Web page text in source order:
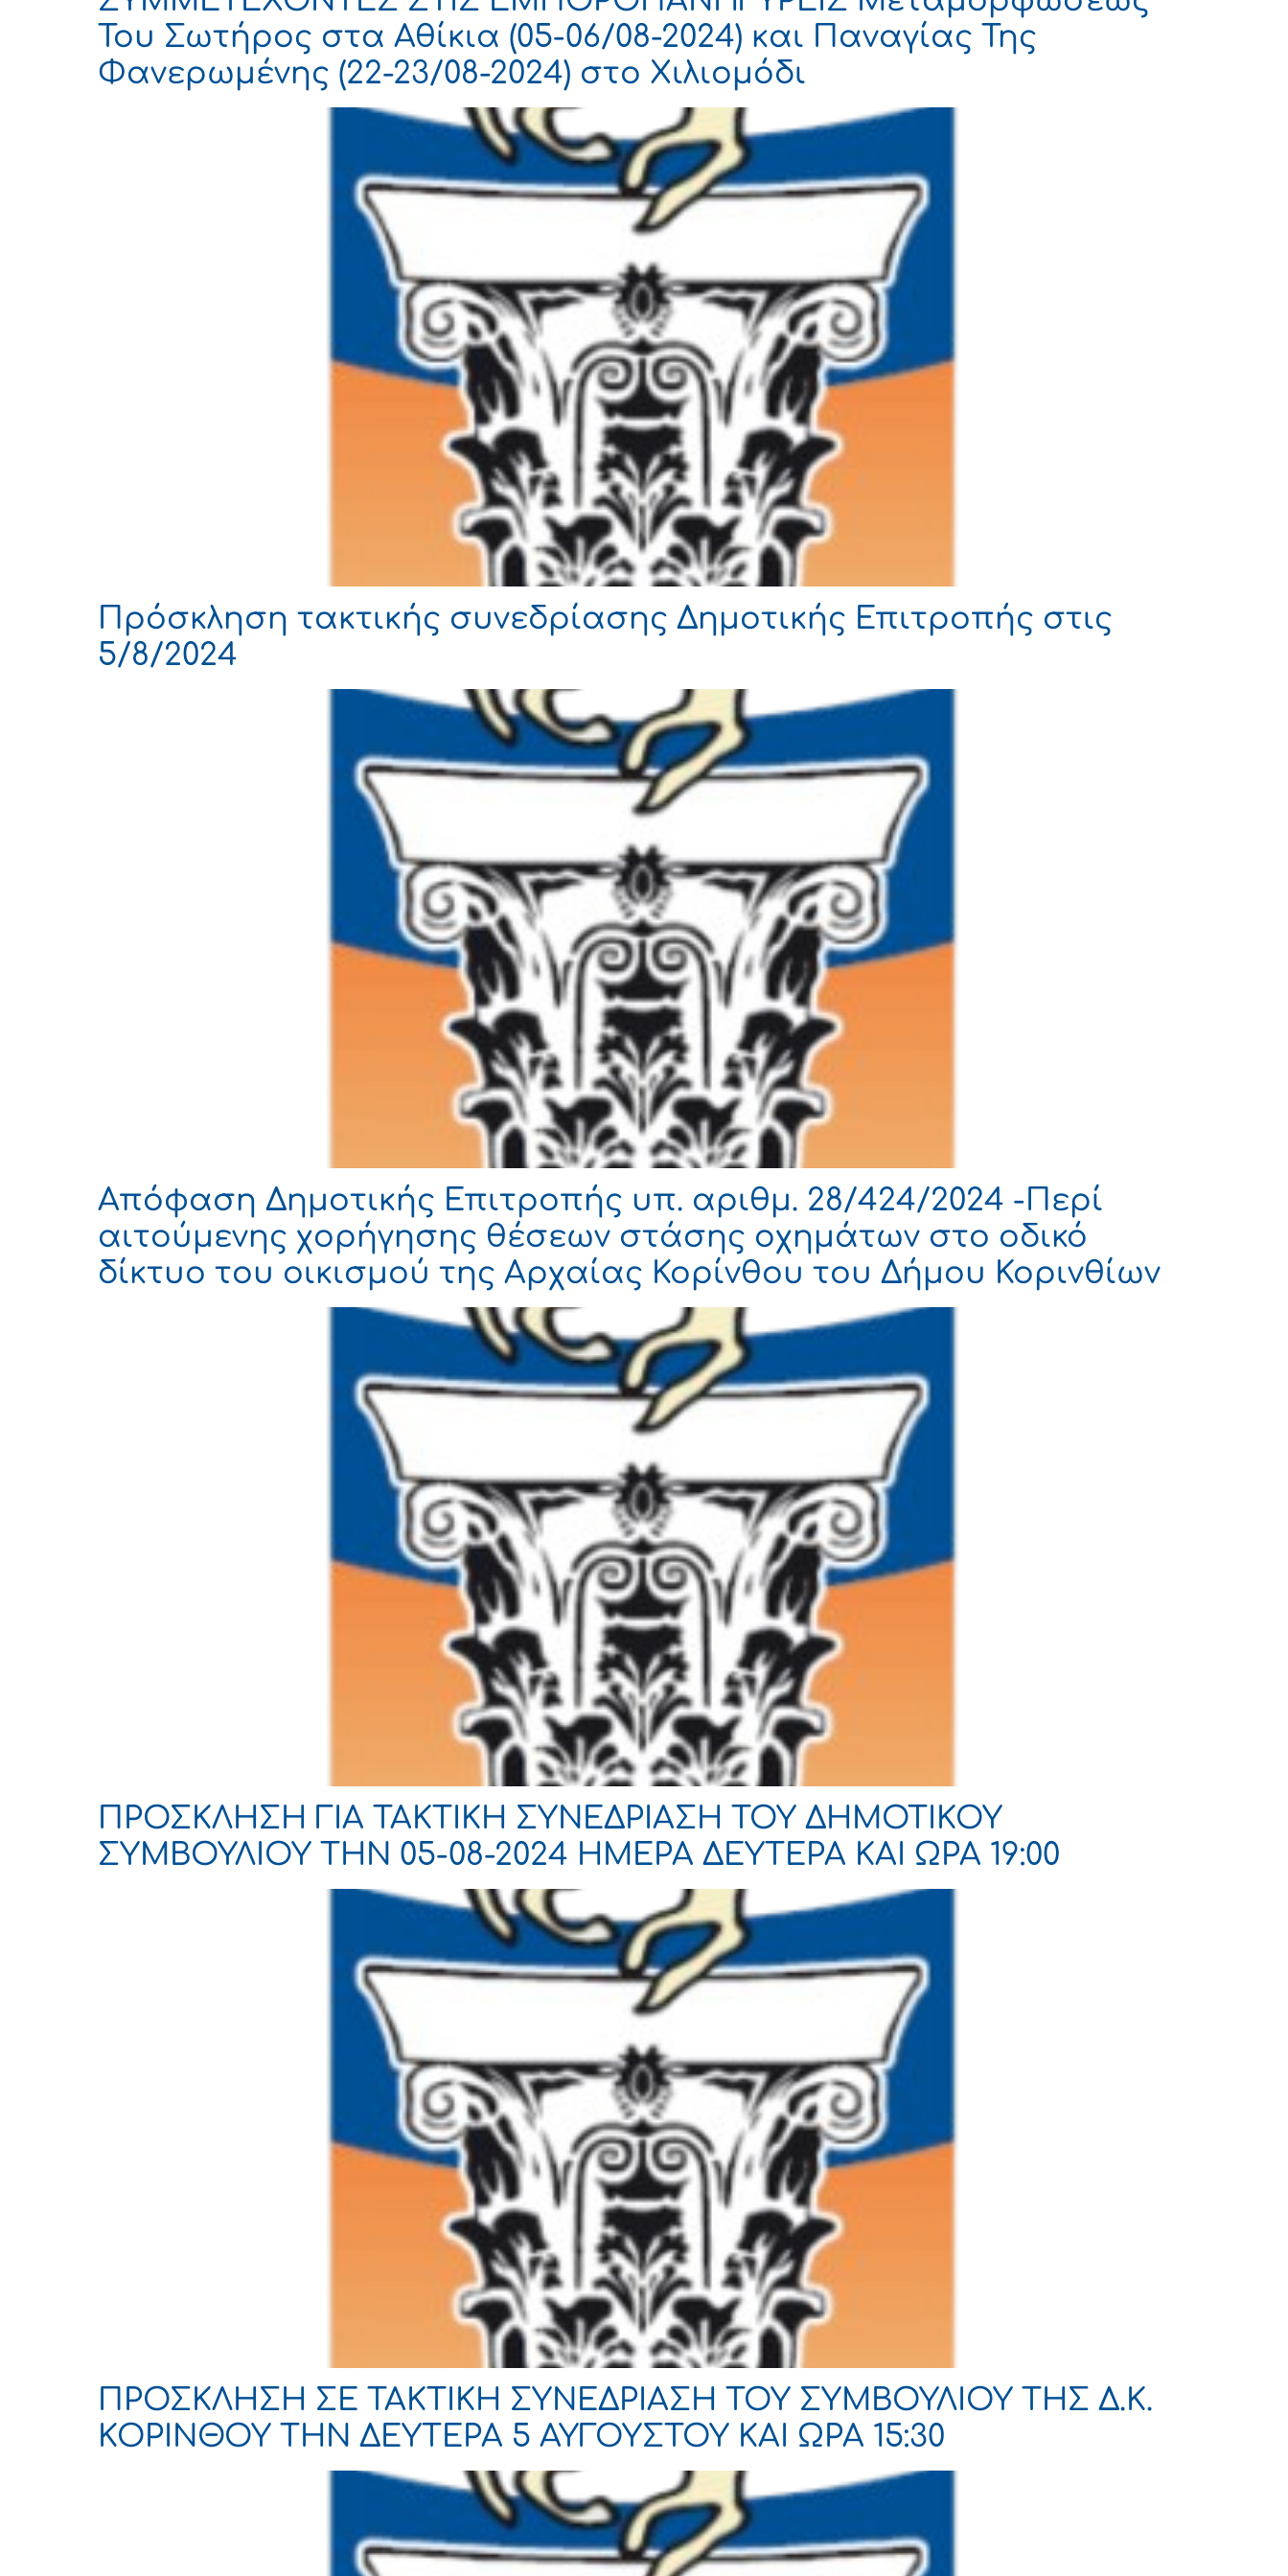
Του Σωτήρος στα Αθίκια (05-06/08-2024) και Παναγίας Της
Φανερωμένης (22-23/08-2024) στο Χιλιομόδι
Πρόσκληση τακτικής συνεδρίασης Δημοτικής Επιτροπής στις
5/8/2024
Απόφαση Δημοτικής Επιτροπής υπ. αριθμ. 28/424/2024 -Περί
αιτούμενης χορήγησης θέσεων στάσης οχημάτων στο οδικό
δίκτυο του οικισμού της Αρχαίας Κορίνθου του Δήμου Κορινθίων
ΠΡΟΣΚΛΗΣΗ ΓΙΑ ΤΑΚΤΙΚΗ ΣΥΝΕΔΡΙΑΣΗ ΤΟΥ ΔΗΜΟΤΙΚΟΥ
ΣΥΜΒΟΥΛΙΟΥ ΤΗΝ 05-08-2024 ΗΜΕΡΑ ΔΕΥΤΕΡΑ ΚΑΙ ΩΡΑ 19:00
ΠΡΟΣΚΛΗΣΗ ΣΕ ΤΑΚΤΙΚΗ ΣΥΝΕΔΡΙΑΣΗ ΤΟΥ ΣΥΜΒΟΥΛΙΟΥ ΤΗΣ Δ.Κ.
ΚΟΡΙΝΘΟΥ ΤΗΝ ΔΕΥΤΕΡΑ 5 ΑΥΓΟΥΣΤΟΥ ΚΑΙ ΩΡΑ 15:30